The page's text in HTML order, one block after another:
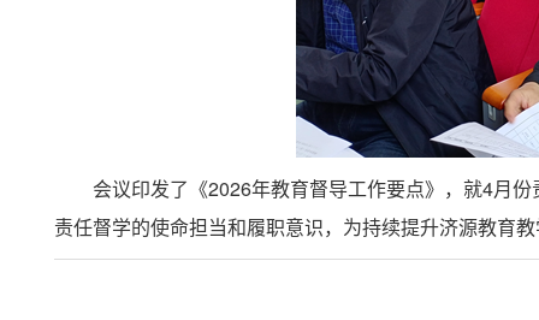
会议印发了《2026年教育督导工作要点》，就4月
责任督学的使命担当和履职意识，为持续提升济源教育